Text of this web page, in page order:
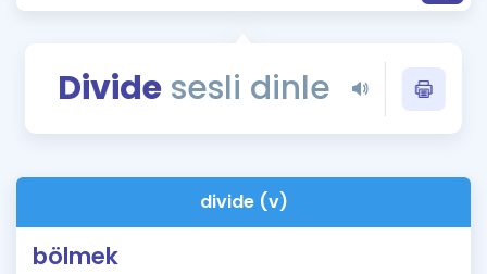
Sözlük
Blog
Dividesesli dinle
divide (v)
bölmek